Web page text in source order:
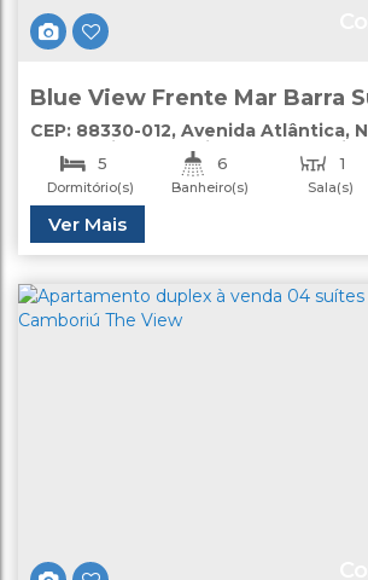
Blue View Frente Mar Barra
Camboriú à Venda
CEP: 88330-012, Avenida Atlântica,
Balneário Camboriú Santa Catarina
5
Dormitório(s)
6
Banheiro(s)
1
Sala(s)
3
Vaga(s)
Ver Mais